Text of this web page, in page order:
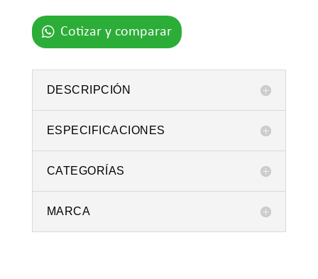
Cotizar y comparar
DESCRIPCIÓN
ESPECIFICACIONES
CATEGORÍAS
MARCA